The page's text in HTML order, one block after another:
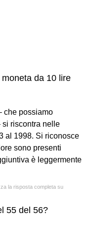
da 10 lire
che possiamo
si riscontra nelle
al 1998. Si riconosce
sono presenti
è leggermente
la risposta completa su
55 del 56?